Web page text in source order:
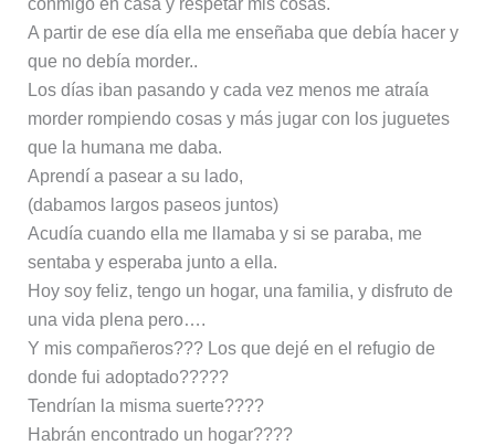
A partir de ese día ella me enseñaba que debía hacer y
que no debía morder..
Los días iban pasando y cada vez menos me atraía
morder rompiendo cosas y más jugar con los juguetes
que la humana me daba.
Aprendí a pasear a su lado,
(dabamos largos paseos juntos)
Acudía cuando ella me llamaba y si se paraba, me
sentaba y esperaba junto a ella.
Hoy soy feliz, tengo un hogar, una familia, y disfruto de
una vida plena pero….
Y mis compañeros??? Los que dejé en el refugio de
donde fui adoptado?????
Tendrían la misma suerte????
Habrán encontrado un hogar????